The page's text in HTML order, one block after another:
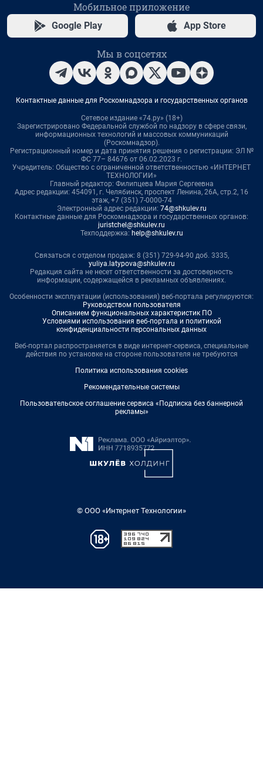
Мобильное приложение
Google Play App Store
Мы в соцсетях
Контактные данные для Роскомнадзора и государственных органов
Сетевое издание «74.ру» (18+)
Зарегистрировано Федеральной службой по надзору в сфере связи,
информационных технологий и массовых коммуникаций
(Роскомнадзор).
Регистрационный номер и дата принятия решения о регистрации: ЭЛ №
ФС 77– 84676 от 06.02.2023 г.
Учредитель: Общество с ограниченной ответственностью «ИНТЕРНЕТ
ТЕХНОЛОГИИ»
Главный редактор: Филипцева Мария Сергеевна
Адрес редакции: 454091, г. Челябинск, проспект Ленина, 26А, стр.2, 16
этаж, +7 (351) 7-0000-74
Электронный адрес редакции: 74@shkulev.ru
Контактные данные для Роскомнадзора и государственных органов:
juristchel@shkulev.ru
Техподдержка: help@shkulev.ru
Связаться с отделом продаж: 8 (351) 729-94-90 доб. 3335,
yuliya.latypova@shkulev.ru
Редакция сайта не несет ответственности за достоверность
информации, содержащейся в рекламных объявлениях.
Особенности эксплуатации (использования) веб-портала регулируются:
Руководством пользователя
Описанием функциональных характеристик ПО
Условиями использования веб-портала и политикой
конфиденциальности персональных данных
Веб-портал распространяется в виде интернет-сервиса, специальные
действия по установке на стороне пользователя не требуются
Политика использования cookies
Рекомендательные системы
Пользовательское соглашение сервиса «Подписка без баннерной
рекламы»
© ООО «Интернет Технологии»